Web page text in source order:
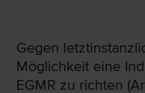
Gegen
Möglichkeit eine
EGMR zu richten